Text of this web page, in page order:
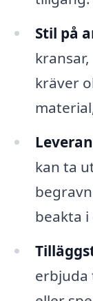
Stil på
kräver
kan ta
beakta
erbjuda